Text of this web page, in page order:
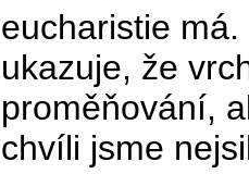
eucharistie
ukazuje, že
proměňování,
chvíli jsme